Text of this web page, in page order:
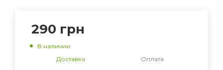
290 грн
В наличии
Доставка
Оплата